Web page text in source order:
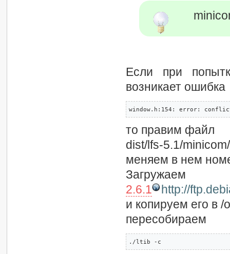
Если при
возникает ошибка
window.h:154: error:
то правим файл
dist/lfs-5.1/
меняем в нем
2.6.1
http://
и копируем его в
пересобираем
./ltib -c